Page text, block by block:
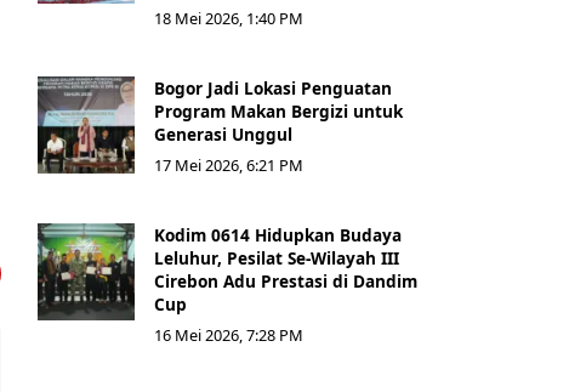
18 Mei 2026, 1:40 PM
Bogor Jadi Lokasi Penguatan
Program Makan Bergizi untuk
Generasi Unggul
17 Mei 2026, 6:21 PM
Kodim 0614 Hidupkan Budaya
Leluhur, Pesilat Se-Wilayah III
Cirebon Adu Prestasi di Dandim
Cup
16 Mei 2026, 7:28 PM